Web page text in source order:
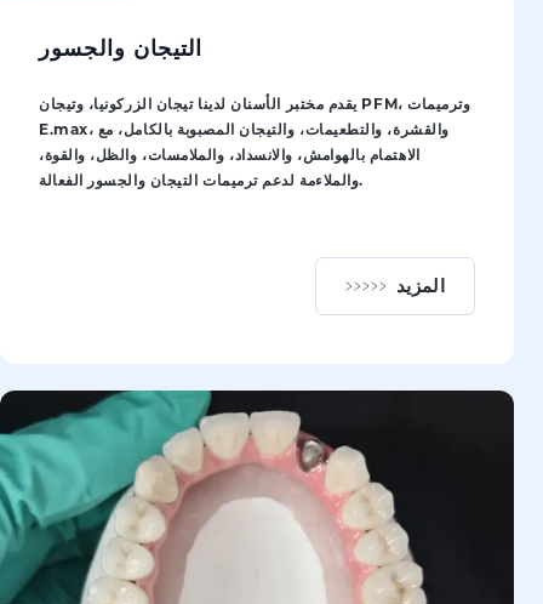
التيجان والجسور
يقدم مختبر الأسنان لدينا تيجان الزركونيا، وتيجان PFM، وترميمات
E.max، والقشرة، والتطعيمات، والتيجان المصبوبة بالكامل، مع
الاهتمام بالهوامش، والانسداد، والملامسات، والظل، والقوة،
والملاءمة لدعم ترميمات التيجان والجسور الفعالة.
المزيد
التيجان والجسور